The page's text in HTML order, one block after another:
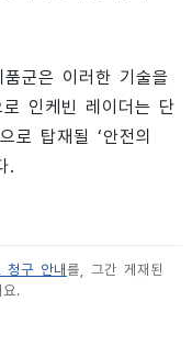
군은 이러한 기술을
인케빈 레이더는 단
로 탑재될 ‘안전의
.
청구 안내 를, 그간 게재된
.